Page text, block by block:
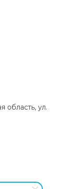
область, ул.